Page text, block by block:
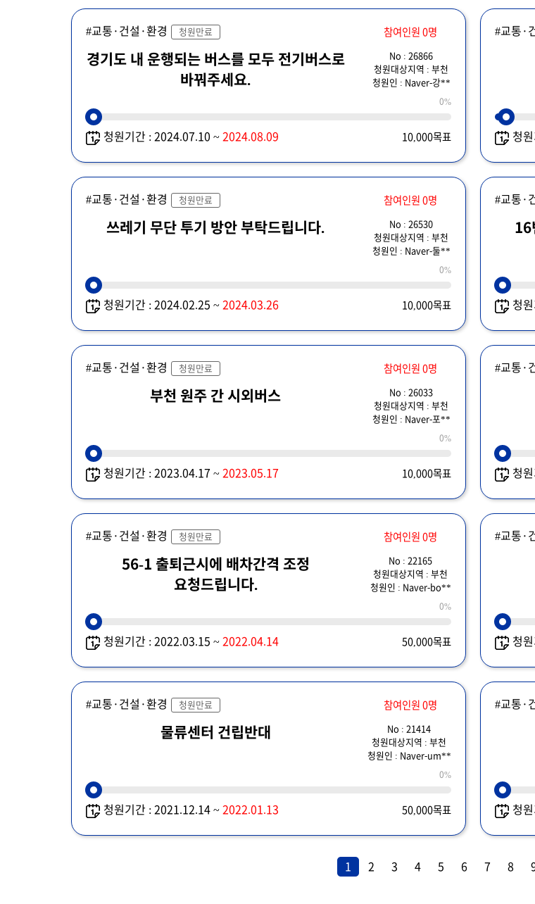
#교통·건설·환경 청원만료 참여인원 0명
경기도 내 운행되는 버스를 모두 전기버스로
바꿔주세요.
No : 26866
청원대상지역 : 부천
청원인 : Naver-강**
0%
청원기간 : 2024.07.10 ~ 2024.08.09 10,000목표
#교통·
청
#교통·건설·환경 청원만료 참여인원 0명
쓰레기 무단 투기 방안 부탁드립니다.
No : 26530
청원대상지역 : 부천
청원인 : Naver-둘**
0%
청원기간 : 2024.02.25 ~ 2024.03.26 10,000목표
#교통·
16
청
#교통·건설·환경 청원만료 참여인원 0명
부천 원주 간 시외버스
No : 26033
청원대상지역 : 부천
청원인 : Naver-포**
0%
청원기간 : 2023.04.17 ~ 2023.05.17 10,000목표
#교통·
청
#교통·건설·환경 청원만료 참여인원 0명
56-1 출퇴근시에 배차간격 조정
요청드립니다.
No : 22165
청원대상지역 : 부천
청원인 : Naver-bo**
0%
청원기간 : 2022.03.15 ~ 2022.04.14 50,000목표
#교통·
청
#교통·건설·환경 청원만료 참여인원 0명
물류센터 건립반대
No : 21414
청원대상지역 : 부천
청원인 : Naver-um**
0%
청원기간 : 2021.12.14 ~ 2022.01.13 50,000목표
#교통·
청
1 2 3 4 5 6 7 8